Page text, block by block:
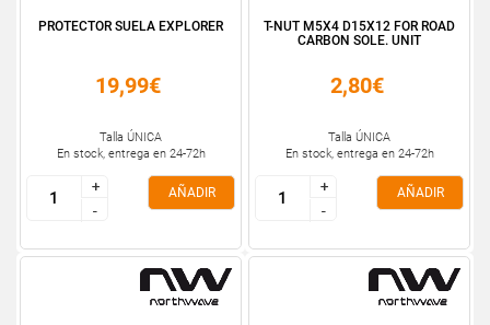
PROTECTOR SUELA EXPLORER
19,99€
Talla ÚNICA
En stock, entrega en 24-72h
+
-
+
-
AÑADIR
T-NUT M5X4 D15X12 FOR ROAD
CARBON SOLE. UNIT
2,80€
Talla ÚNICA
En stock, entrega en 24-72h
+
-
+
-
AÑADIR